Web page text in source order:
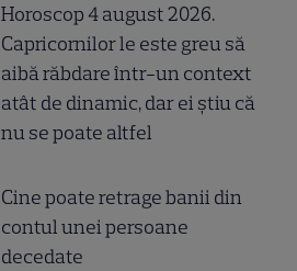
Horoscop 4 august 2026.
Capricornilor le este greu să
aibă răbdare într-un context
atât de dinamic, dar ei știu că
nu se poate altfel
Cine poate retrage banii din
contul unei persoane
decedate